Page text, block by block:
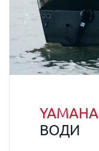
YAMAHA
ВОДИ